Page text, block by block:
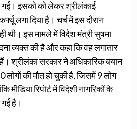
इसको को लेकर श्रीलंकाई
लगा दिया है। चर्च में इस दौरान
थी। इस मामले में विदेश मंत्री सुषमा
व्यक्त की है और कहा कि वह लगातार
श्रीलंका सरकार ने अधिकारिक बयान
की मौत हो चुकी है, जिसमें 9 लोग
मीडिया रिपोर्ट में विदेशी नागरिकों के
है।